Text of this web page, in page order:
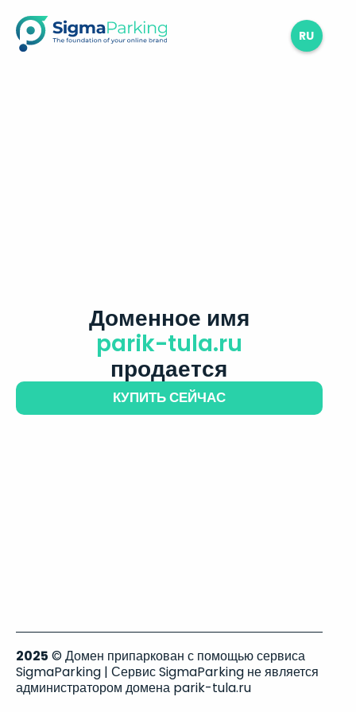
RU
Доменное имя
parik-tula.ru
продается
КУПИТЬ СЕЙЧАС
2025 © Домен припаркован с помощью сервиса
SigmaParking | Сервис SigmaParking не является
администратором домена parik-tula.ru